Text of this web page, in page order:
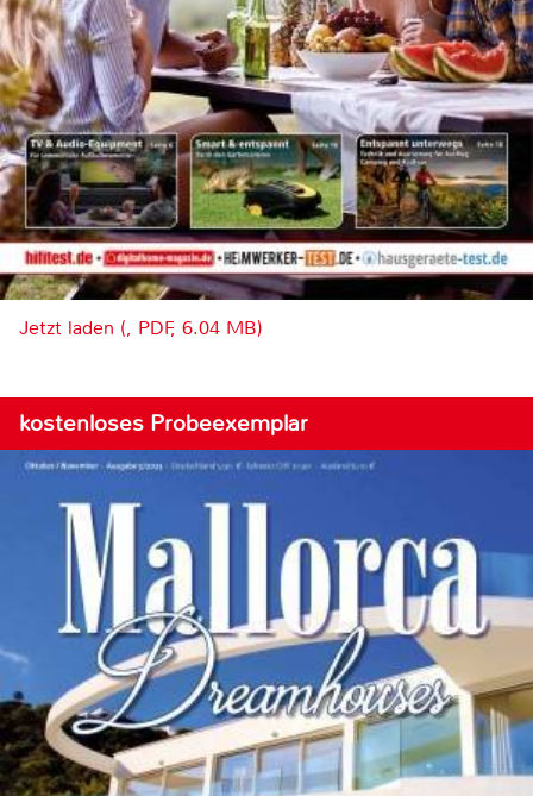
Jetzt laden (, PDF, 6.04 MB)
kostenloses Probeexemplar